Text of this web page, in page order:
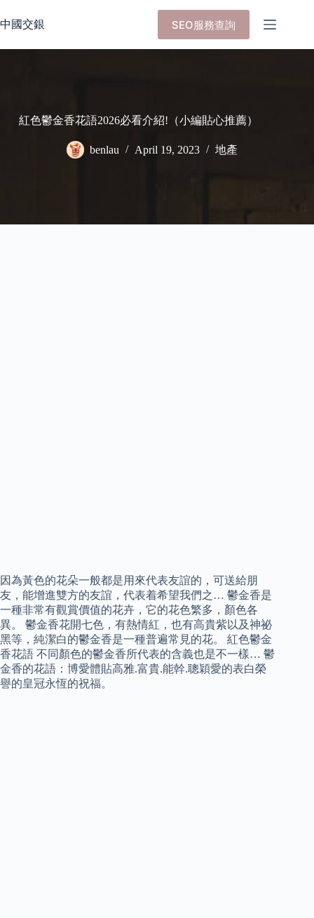
to
content
中國交銀 SEO服務查詢
紅色鬱金香花語2026必看介紹!（小編貼心推薦）
benlau April 19, 2023 地產
因為黃色的花朵一般都是用來代表友誼的，可送給朋
友，能增進雙方的友誼，代表着希望我們之… 鬱金香是
一種非常有觀賞價值的花卉，它的花色繁多，顏色各
異。 鬱金香花開七色，有熱情紅，也有高貴紫以及神祕
黑等，純潔白的鬱金香是一種普遍常見的花。 紅色鬱金
香花語 不同顏色的鬱金香所代表的含義也是不一樣… 鬱
金香的花語：博愛體貼高雅.富貴.能幹.聰穎愛的表白榮
譽的皇冠永恆的祝福。